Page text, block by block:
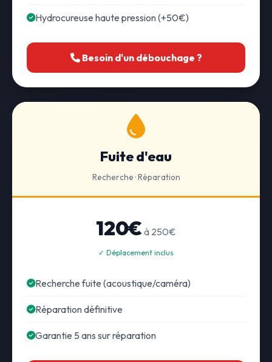
Hydrocureuse haute pression (+50€)
Besoin d'un débouchage ?
Fuite d'eau
Recherche · Réparation
120€ à 250€
✓ Déplacement inclus
Recherche fuite (acoustique/caméra)
Réparation définitive
Garantie 5 ans sur réparation